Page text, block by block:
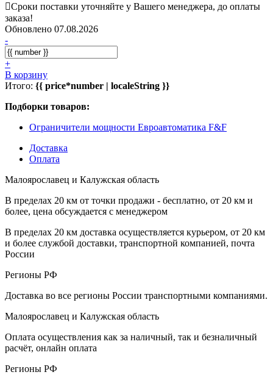
Сроки поставки уточняйте у Вашего менеджера, до оплаты
заказа!
Обновлено 07.08.2026
-
+
В корзину
Итого: {{ price*number | localeString }}
Подборки товаров:
Ограничители мощности Евроавтоматика F&F
Доставка
Оплата
Малоярославец и Калужская область
В пределах 20 км от точки продажи - бесплатно, от 20 км и
более, цена обсуждается с менеджером
В пределах 20 км доставка осуществляется курьером, от 20 км
и более службой доставки, транспортной компанией, почта
России
Регионы РФ
Доставка во все регионы России транспортными компаниями.
Малоярославец и Калужская область
Оплата осуществления как за наличный, так и безналичный
расчёт, онлайн оплата
Регионы РФ